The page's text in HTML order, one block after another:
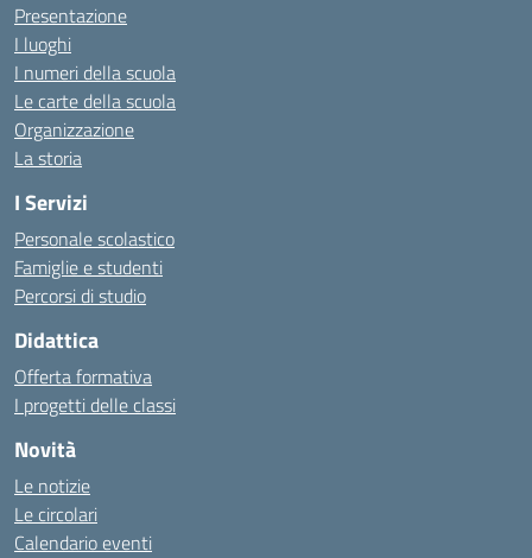
Presentazione
I luoghi
I numeri della scuola
Le carte della scuola
Organizzazione
La storia
I Servizi
Personale scolastico
Famiglie e studenti
Percorsi di studio
Didattica
Offerta formativa
I progetti delle classi
Novità
Le notizie
Le circolari
Calendario eventi